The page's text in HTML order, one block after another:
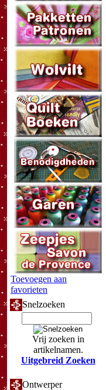
Toevoegen aan
favorieten
Snelzoeken
Vrij zoeken in
artikelnamen.
Uitgebreid Zoeken
Ontwerper